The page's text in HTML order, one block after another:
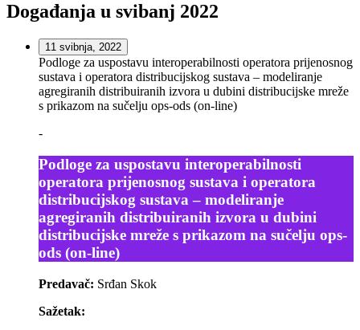
Događanja u svibanj 2022
11 svibnja, 2022
Podloge za uspostavu interoperabilnosti operatora prijenosnog
sustava i operatora distribucijskog sustava – modeliranje
agregiranih distribuiranih izvora u dubini distribucijske mreže
s prikazom na sučelju ops-ods (on-line)
-
Podloge za uspostavu interoperabilnosti
operatora prijenosnog sustava i operatora
distribucijskog sustava – modeliranje
agregiranih distribuiranih izvora u dubini
distribucijske mreže s prikazom na sučelju ops-
ods (on-line)
Predavač: Srđan Skok
Sažetak: